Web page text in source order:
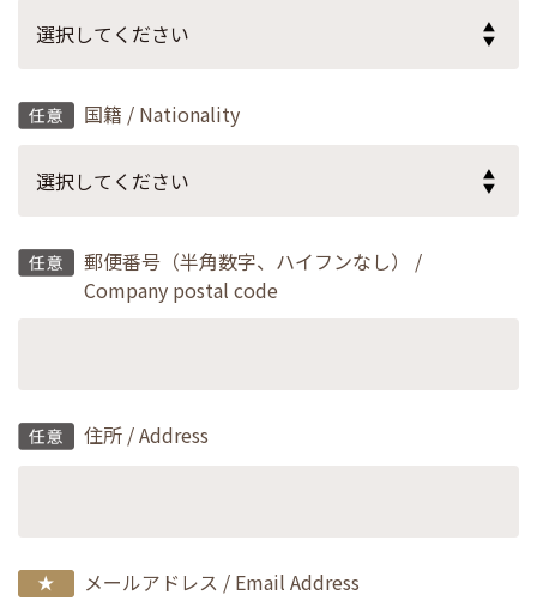
国籍 / Nationality
郵便番号（半角数字、ハイフンなし） /
Company postal code
住所 / Address
メールアドレス / Email Address